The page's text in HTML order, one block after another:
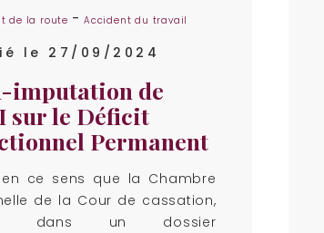
de la route - Accident du travail
le 27/09/2024
imputation de
sur le Déficit
Permanent
ce sens que la Chambre
de la Cour de cassation,
dans un dossier